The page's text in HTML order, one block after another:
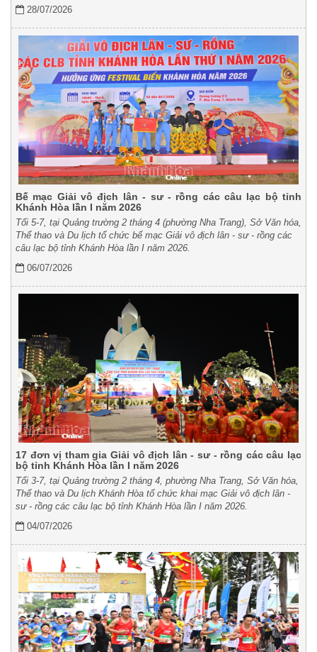
28/07/2026
Bế mạc Giải vô địch lân - sư - rồng các câu lạc bộ tỉnh
Khánh Hòa lần I năm 2026
Tối 5-7, tại Quảng trường 2 tháng 4 (phường Nha Trang), Sở Văn hóa,
Thể thao và Du lịch tổ chức bế mạc Giải vô địch lân - sư - rồng các
câu lạc bộ tỉnh Khánh Hòa lần I năm 2026.
06/07/2026
17 đơn vị tham gia Giải vô địch lân - sư - rồng các câu lạc
bộ tỉnh Khánh Hòa lần I năm 2026
Tối 3-7, tại Quảng trường 2 tháng 4, phường Nha Trang, Sở Văn hóa,
Thể thao và Du lịch Khánh Hòa tổ chức khai mạc Giải vô địch lân -
sư - rồng các câu lạc bộ tỉnh Khánh Hòa lần I năm 2026.
04/07/2026